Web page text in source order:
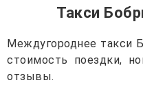
Такси
Междугороднее такси
стоимость поездки,
отзывы.